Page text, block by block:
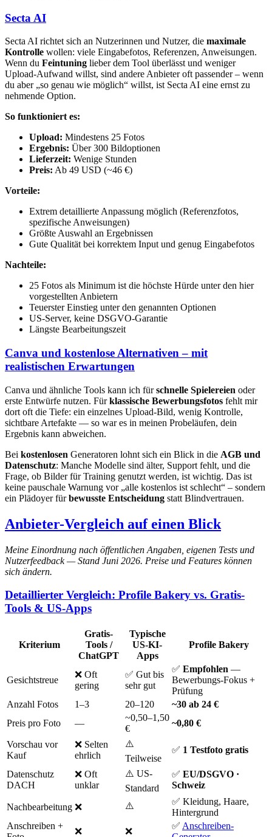
Secta AI
Secta AI richtet sich an Nutzerinnen und Nutzer, die maximale
Kontrolle wollen: viele Eingabefotos, Referenzen, Anweisungen.
Wenn du Feintuning lieber dem Tool überlässt und weniger
Upload-Aufwand willst, sind andere Anbieter oft passender – wenn
du aber „so genau wie möglich“ willst, ist Secta AI eine ernst zu
nehmende Option.
So funktioniert es:
Upload: Mindestens 25 Fotos
Ergebnis: Über 300 Bildoptionen
Lieferzeit: Wenige Stunden
Preis: Ab 49 USD (~46 €)
Vorteile:
Extrem detaillierte Anpassung möglich (Referenzfotos,
spezifische Anweisungen)
Größte Auswahl an Ergebnissen
Gute Qualität bei korrektem Input und genug Eingabefotos
Nachteile:
25 Fotos als Minimum ist die höchste Hürde unter den hier
vorgestellten Anbietern
Teuerster Einstieg unter den genannten Optionen
US-Server, keine DSGVO-Garantie
Längste Bearbeitungszeit
Canva und kostenlose Alternativen – mit
realistischen Erwartungen
Canva und ähnliche Tools kann ich fürschnelle Spielereien oder
erste Entwürfe nutzen. Fürklassische Bewerbungsfotos fehlt mir
dort oft die Tiefe: ein einzelnes Upload-Bild, wenig Kontrolle,
sichtbare Artefakte — so war es in meinen Probeläufen, dein
Ergebnis kann abweichen.
Bei kostenlosen Generatoren lohnt sich ein Blick in die AGB und
Datenschutz: Manche Modelle sind älter, Support fehlt, und die
Frage, ob Bilder für Training genutzt werden, ist wichtig. Das ist
keine pauschale Warnung vor „alle kostenlos ist schlecht“ – sondern
ein Plädoyer fürbewusste Entscheidung statt Blindvertrauen.
Anbieter-Vergleich auf einen Blick
Meine Einordnung nach öffentlichen Angaben, eigenen Tests und
Nutzerfeedback — Stand Juni 2026. Preise und Features können
sich ändern.
Detaillierter Vergleich: Profile Bakery vs. Gratis-
Tools & US-Apps
Kriterium
Gratis-
Tools /
ChatGPT
Typische
US-KI-
Apps
Profile Bakery
Gesichtstreue
❌ Oft
gering
✅ Gut bis
sehr gut
✅ Empfohlen —
Bewerbungs-Fokus +
Prüfung
Anzahl Fotos
1–3 20–120
~30 ab 24 €
Preis pro Foto
—
~0,50–1,50
€
~0,80 €
Vorschau vor
Kauf
❌ Selten
ehrlich
⚠️
Teilweise
✅ 1 Testfoto gratis
Datenschutz
DACH
❌ Oft
unklar
⚠️ US-
Standard
✅ EU/DSGVO ·
Schweiz
Nachbearbeitung ❌ ⚠️
✅ Kleidung, Haare,
Hintergrund
Anschreiben +
❌ ❌
✅ Anschreiben-